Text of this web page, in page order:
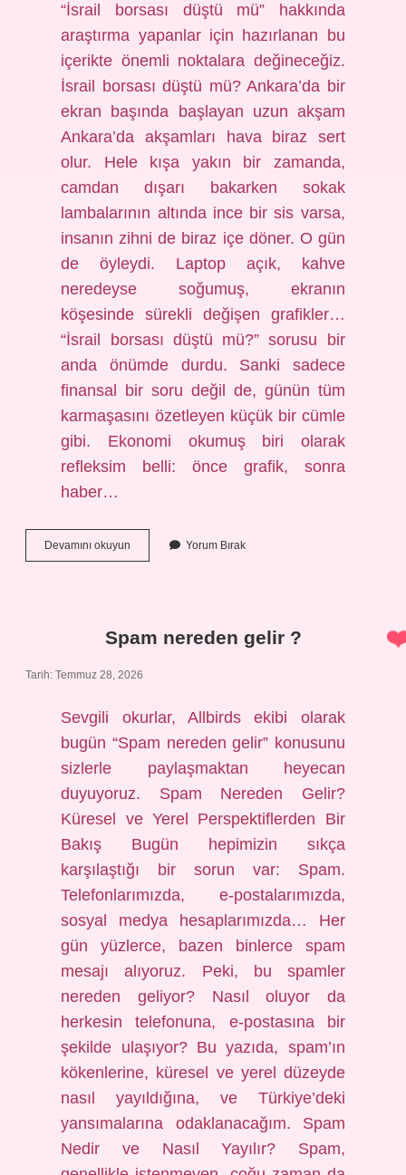
“İsrail borsası düştü mü” hakkında
araştırma yapanlar için hazırlanan bu
içerikte önemli noktalara değineceğiz.
İsrail borsası düştü mü? Ankara’da bir
ekran başında başlayan uzun akşam
Ankara’da akşamları hava biraz sert
olur. Hele kışa yakın bir zamanda,
camdan dışarı bakarken sokak
lambalarının altında ince bir sis varsa,
insanın zihni de biraz içe döner. O gün
de öyleydi. Laptop açık, kahve
neredeyse soğumuş, ekranın
köşesinde sürekli değişen grafikler…
“İsrail borsası düştü mü?” sorusu bir
anda önümde durdu. Sanki sadece
finansal bir soru değil de, günün tüm
karmaşasını özetleyen küçük bir cümle
gibi. Ekonomi okumuş biri olarak
refleksim belli: önce grafik, sonra
haber…
Devamını okuyun
borsası
Yorum Bırak
Spam nereden gelir ?
Tarih: Temmuz 28, 2026
Sevgili okurlar, Allbirds ekibi olarak
bugün “Spam nereden gelir” konusunu
sizlerle paylaşmaktan heyecan
duyuyoruz. Spam Nereden Gelir?
Küresel ve Yerel Perspektiflerden Bir
Bakış Bugün hepimizin sıkça
karşılaştığı bir sorun var: Spam.
Telefonlarımızda, e-postalarımızda,
sosyal medya hesaplarımızda… Her
gün yüzlerce, bazen binlerce spam
mesajı alıyoruz. Peki, bu spamler
nereden geliyor? Nasıl oluyor da
herkesin telefonuna, e-postasına bir
şekilde ulaşıyor? Bu yazıda, spam’ın
kökenlerine, küresel ve yerel düzeyde
nasıl yayıldığına, ve Türkiye’deki
yansımalarına odaklanacağım. Spam
Nedir ve Nasıl Yayılır? Spam,